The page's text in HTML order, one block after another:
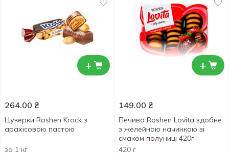
+
264.00 ₴
Цукерки Roshen Krock з
арахісовою пастою
за 1 кг
+
149.00 ₴
Печиво Roshen Lovita здобне
з желейною начинкою зі
смаком полуниці 420г
420 г